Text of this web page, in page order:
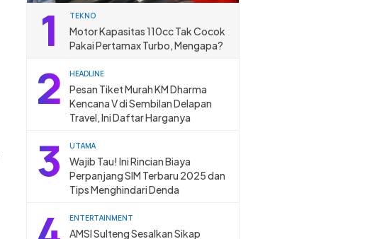
1 TEKNO
Motor Kapasitas 110cc Tak Cocok
Pakai Pertamax Turbo, Mengapa?
2 HEADLINE
Pesan Tiket Murah KM Dharma
Kencana V di Sembilan Delapan
Travel, Ini Daftar Harganya
3 UTAMA
Wajib Tau! Ini Rincian Biaya
Perpanjang SIM Terbaru 2025 dan
Tips Menghindari Denda
ENTERTAINMENT
AMSI Sulteng Sesalkan Sikap